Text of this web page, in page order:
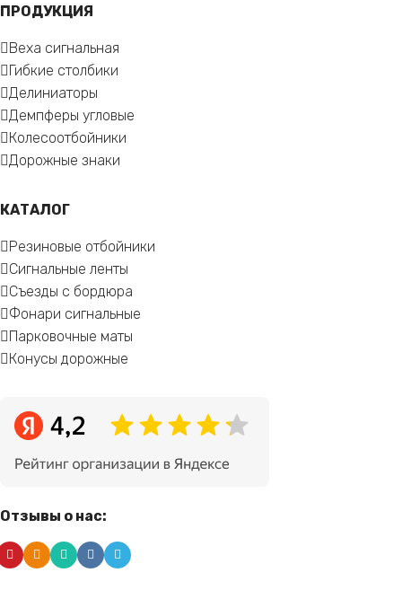
ПРОДУКЦИЯ
Веха сигнальная
Гибкие столбики
Делиниаторы
Демпферы угловые
Колесоотбойники
Дорожные знаки
КАТАЛОГ
Резиновые отбойники
Сигнальные ленты
Съезды с бордюра
Фонари сигнальные
Парковочные маты
Конусы дорожные
Отзывы о нас: